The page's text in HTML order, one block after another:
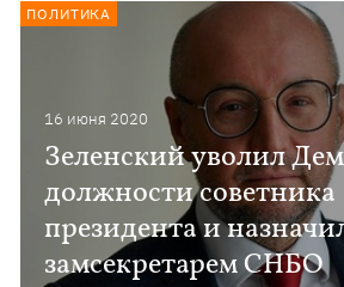
16 июня 2020
Зеленский уволил
должности советника
президента и
замсекретарем СНБО
ПОЛИТИКА